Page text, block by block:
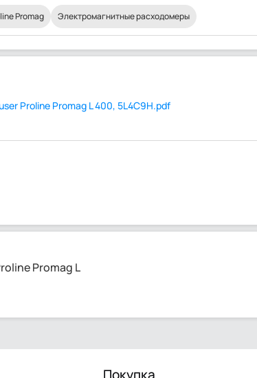
Promag Электромагнитные расходомеры
Proline Promag L 400, 5L4C9H.pdf
Promag L